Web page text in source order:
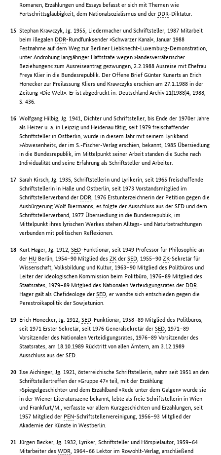
Romanen, Erzählungen und Essays befasst er sich mit Themen wie
Fortschrittsgläubigkeit, dem Nationalsozialismus und der DDR-Diktatur.
Stephan Krawczyk, Jg. 1955, Liedermacher und Schriftsteller, 1987 Mitarbeit
beim illegalen DDR-Rundfunksender »Schwarzer Kanal«, Januar 1988
Festnahme auf dem Weg zur Berliner Liebknecht-Luxemburg-Demonstration,
unter Androhung langjähriger Haftstrafe wegen »landesverräterischer
Beziehungen« zum Ausreiseantrag gezwungen, 2.2.1988 Ausreise mit Ehefrau
Freya Klier in die Bundesrepublik. Der Offene Brief Günter Kunerts an Erich
Honecker zur Freilassung Kliers und Krawczyks erschien am 27.1.1988 in der
Zeitung »Die Welt«. Er ist abgedruckt in: Deutschland Archiv 21(1988)4, 1988,
S. 436.
Wolfgang Hilbig, Jg. 1941, Dichter und Schriftsteller, bis Ende der 1970er Jahre
als Heizer u. a. in Leipzig und Heidenau tätig, seit 1979 freischaffender
Schriftsteller in Ostberlin, wurde in diesem Jahr mit seinem Lyrikband
»Abwesenheit«, der im S.-Fischer-Verlag erschien, bekannt, 1985 Übersiedlung
in die Bundesrepublik, im Mittelpunkt seiner Arbeit standen die Suche nach
Individualität und seine Erfahrung als Schriftsteller und Arbeiter.
Sarah Kirsch, Jg. 1935, Schriftstellerin und Lyrikerin, seit 1965 freischaffende
Schriftstellerin in Halle und Ostberlin, seit 1973 Vorstandsmitglied im
Schriftstellerverband der DDR , 1976 Erstunterzeichnerin der Petition gegen die
Ausbürgerung Wolf Biermanns, es folgte der Ausschluss aus derSED und dem
Schriftstellerverband, 1977 Übersiedlung in die Bundesrepublik, im
Mittelpunkt ihres lyrischen Werkes stehen Alltags- und Naturbetrachtungen
verbunden mit politischen Reflexionen.
Kurt Hager, Jg. 1912,SED-Funktionär, seit 1949 Professor für Philosophie an
der HU Berlin, 1954–90 Mitglied desZK derSED , 1955–90ZK-Sekretär für
Wissenschaft, Volksbildung und Kultur, 1963–90 Mitglied des Politbüros und
Leiter der ideologischen Kommission beim Politbüro, 1976–89 Mitglied des
Staatsrates, 1979–89 Mitglied des Nationalen Verteidigungsrates der DDR
Hager galt als Chefideologe derSED , er wandte sich entschieden gegen die
Perestroikapolitik der Sowjetunion.
Erich Honecker, Jg. 1912,SED-Funktionär, 1958–89 Mitglied des Politbüros,
seit 1971 Erster Sekretär, seit 1976 Generalsekretär derSED , 1971–89
Vorsitzender des Nationalen Verteidigungsrates, 1976–89 Vorsitzender des
Staatsrates, am 18.10.1989 Rücktritt von allen Ämtern, am 3.12.1989
Ausschluss aus derSED
Ilse Aichinger, Jg. 1921, österreichische Schriftstellerin, nahm seit 1951 an den
Schriftstellertreffen der »Gruppe 47« teil, mit der Erzählung
»Spiegelgeschichte« und dem Erzählband »Rede unter dem Galgen« wurde sie
in der Wiener Literaturszene bekannt, lebte als freie Schriftstellerin in Wien
und Frankfurt/M., verfasste vor allem Kurzgeschichten und Erzählungen, seit
1957 Mitglied der PEN-Schriftstellervereinigung, 1956–93 Mitglied der
Akademie der Künste in Westberlin.
Jürgen Becker, Jg. 1932, Lyriker, Schriftsteller und Hörspielautor, 1959–64
Mitarbeiter desWDR , 1964–66 Lektor im Rowohlt-Verlag, anschließend